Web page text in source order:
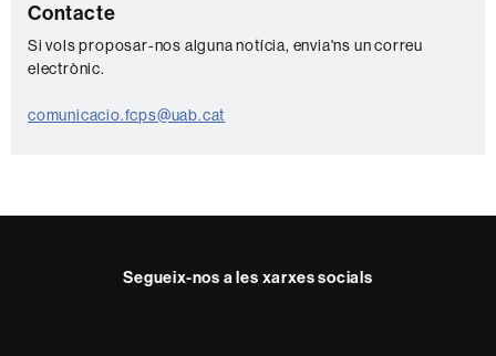
C
o
n
t
t
Contacte
Si vols proposar-nos alguna notícia, envia'ns un correu
electrònic.
comunicacio.fcps@uab.cat
Segueix-nos a les xarxes socials